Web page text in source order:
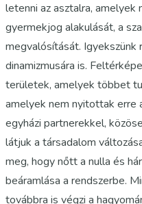
letenni az asztalra,
gyermekjog alakulását, a
megvalósítását. Igyekszünk
dinamizmusára is.
területek, amelyek többet
amelyek nem nyitottak erre
egyházi partnerekkel,
látjuk a társadalom
meg, hogy nőtt a nulla és
beáramlása a rendszerbe.
továbbra is végzi a